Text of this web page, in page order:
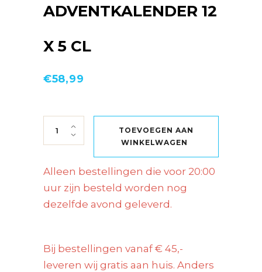
ADVENTKALENDER 12
X 5 CL
€58,99
JOHNNIE WALKER ADVENTKALENDER 12
TOEVOEGEN AAN
WINKELWAGEN
Alleen bestellingen die voor 20:00
uur zijn besteld worden nog
dezelfde avond geleverd.
Bij bestellingen vanaf € 45,-
leveren wij gratis aan huis. Anders